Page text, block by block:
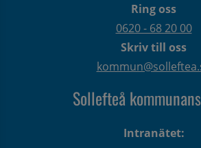
Ring oss
0620 - 68 20 00
Skriv till oss
Sollefteå
Intranätet: